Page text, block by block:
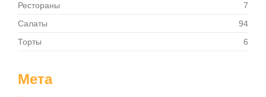
Рестораны
7
Салаты
94
Торты
6
Мета